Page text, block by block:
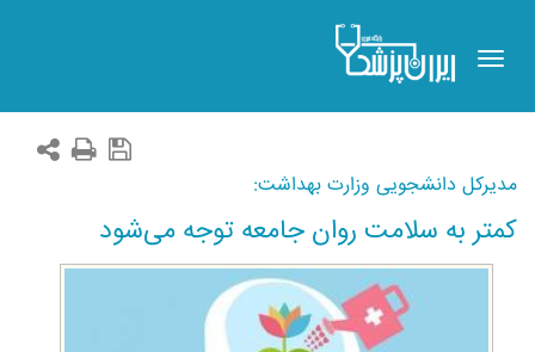
Toggle
navigation
مدیرکل دانشجویی وزارت بهداشت:
کمتر به سلامت روان جامعه توجه می‌شود